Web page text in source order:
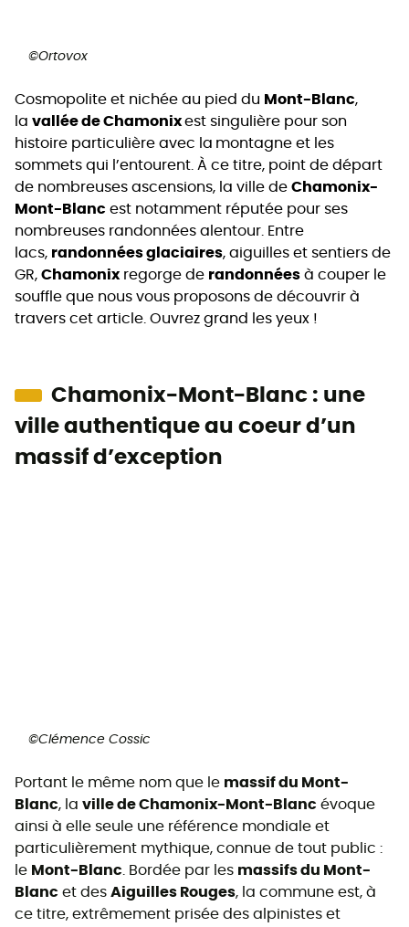
©Ortovox
Cosmopolite et nichée au pied du Mont-Blanc,
la vallée de Chamonixest singulière pour son
histoire particulière avec la montagne et les
sommets qui l’entourent. À ce titre, point de départ
de nombreuses ascensions, la ville de Chamonix-
Mont-Blanc est notamment réputée pour ses
nombreuses randonnées alentour. Entre
lacs, randonnées glaciaires, aiguilles et sentiers de
GR, Chamonix regorge de randonnées à couper le
souffle que nous vous proposons de découvrir à
travers cet article. Ouvrez grand les yeux !
Chamonix-Mont-Blanc : une
ville authentique au coeur d’un
massif d’exception
©Clémence Cossic
Portant le même nom que le massif du Mont-
Blanc, la ville de Chamonix-Mont-Blanc évoque
ainsi à elle seule une référence mondiale et
particulièrement mythique, connue de tout public :
le Mont-Blanc . Bordée par les massifs du Mont-
Blanc et des Aiguilles Rouges, la commune est, à
ce titre, extrêmement prisée des alpinistes et